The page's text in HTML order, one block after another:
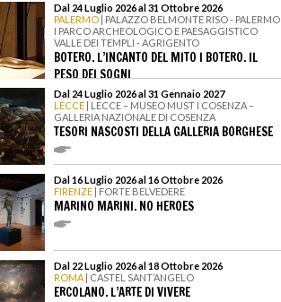
Dal 24 Luglio 2026 al 31 Ottobre 2026
PALERMO | PALAZZO BELMONTE RISO - PALERMO
I PARCO ARCHEOLOGICO E PAESAGGISTICO
VALLE DEI TEMPLI - AGRIGENTO
BOTERO. L’INCANTO DEL MITO I BOTERO. IL
PESO DEI SOGNI
Dal 24 Luglio 2026 al 31 Gennaio 2027
LECCE | LECCE – MUSEO MUST I COSENZA –
GALLERIA NAZIONALE DI COSENZA
TESORI NASCOSTI DELLA GALLERIA BORGHESE
Dal 16 Luglio 2026 al 16 Ottobre 2026
FIRENZE | FORTE BELVEDERE
MARINO MARINI. NO HEROES
Dal 22 Luglio 2026 al 18 Ottobre 2026
ROMA | CASTEL SANT’ANGELO
ERCOLANO. L’ARTE DI VIVERE